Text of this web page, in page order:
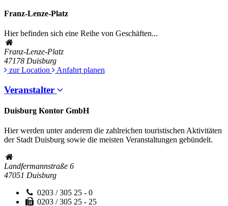
Franz-Lenze-Platz
Hier befinden sich eine Reihe von Geschäften...
Franz-Lenze-Platz
47178 Duisburg
zur Location
Anfahrt planen
Veranstalter
Duisburg Kontor GmbH
Hier werden unter anderem die zahlreichen touristischen Aktivitäten
der Stadt Duisburg sowie die meisten Veranstaltungen gebündelt.
Landfermannstraße 6
47051 Duisburg
0203 / 305 25 - 0
0203 / 305 25 - 25